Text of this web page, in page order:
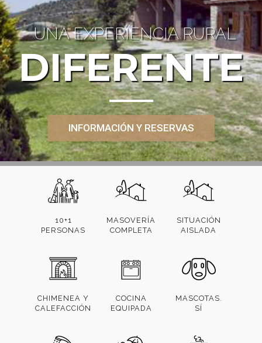
UNA EXPERIENCIA RURAL
DIFERENTE
INFORMACIÓN Y RESERVAS
10+1
PERSONAS
MASOVERÍA
COMPLETA
SITUACIÓN
AISLADA
CHIMENEA Y
CALEFACCIÓN
COCINA
EQUIPADA
MASCOTAS.
SÍ